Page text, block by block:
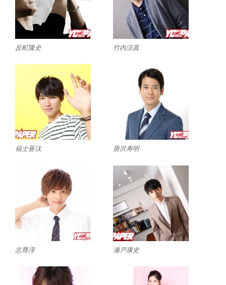
反町隆史 竹内涼真
福士蒼汰 唐沢寿明
志尊淳 瀬戸康史